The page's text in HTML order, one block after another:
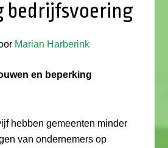
bedrijfsvoering
Marian Harberink
en beperking
hebben gemeenten minder
van ondernemers op